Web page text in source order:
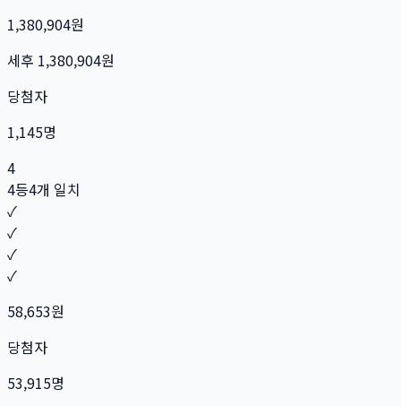
1,380,904원
세후 1,380,904원
당첨자
1,145명
4
4등4개 일치
✓
✓
✓
✓
58,653원
당첨자
53,915명